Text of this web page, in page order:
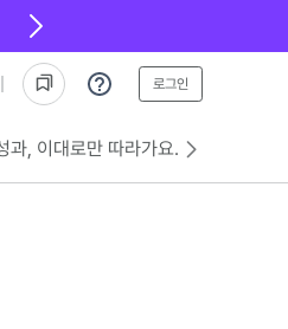
로그인
과, 이대로만 따라가요.